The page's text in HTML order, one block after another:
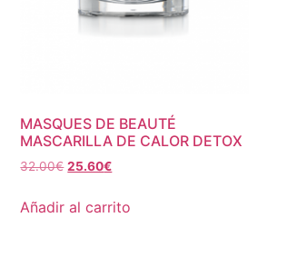
MASQUES DE BEAUTÉ
MASCARILLA DE CALOR DETOX
32.00€ 25.60€
Añadir al carrito